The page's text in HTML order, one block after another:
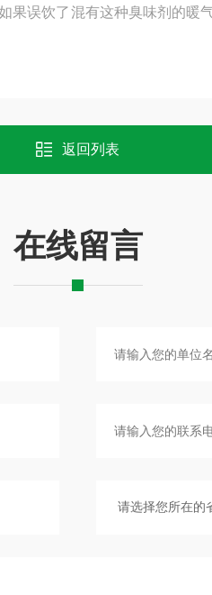
果误饮了混有这种臭味剂的暖
返回列表
在线留言